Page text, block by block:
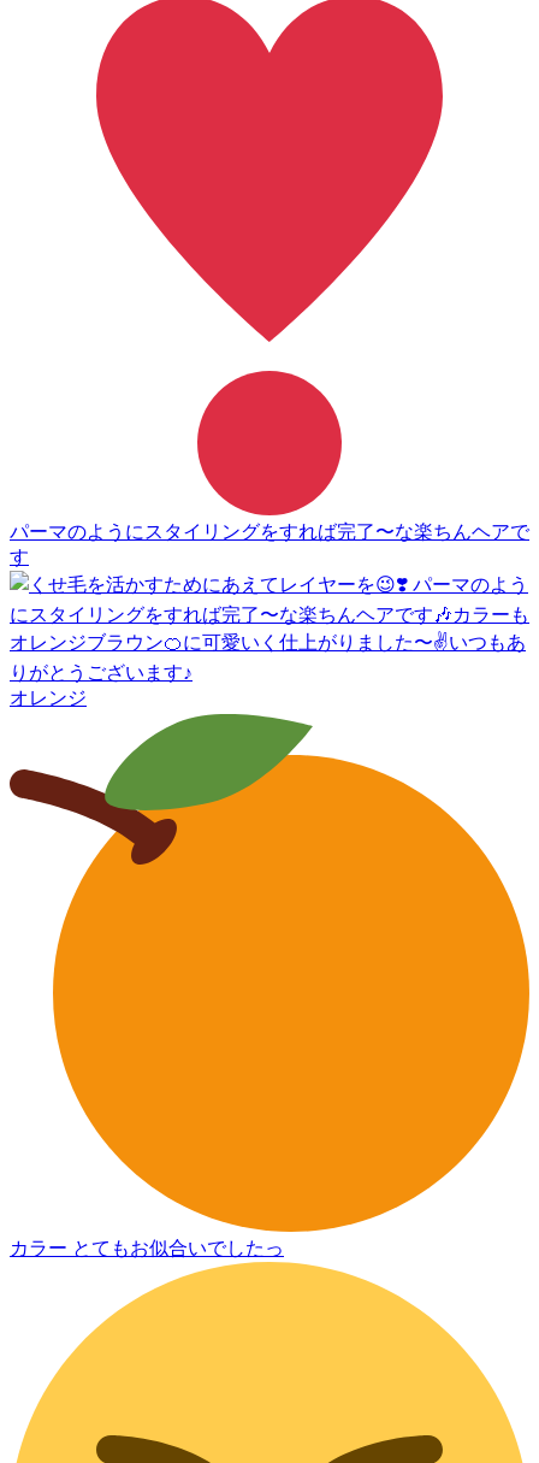
パーマのようにスタイリングをすれば完了〜な楽ちんヘアで
す
オレンジ
カラー とてもお似合いでしたっ